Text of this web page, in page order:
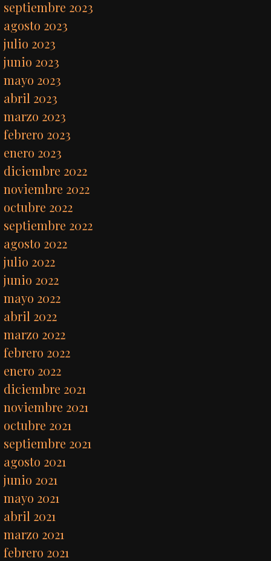
septiembre 2023
agosto 2023
julio 2023
junio 2023
mayo 2023
abril 2023
marzo 2023
febrero 2023
enero 2023
diciembre 2022
noviembre 2022
octubre 2022
septiembre 2022
agosto 2022
julio 2022
junio 2022
mayo 2022
abril 2022
marzo 2022
febrero 2022
enero 2022
diciembre 2021
noviembre 2021
octubre 2021
septiembre 2021
agosto 2021
junio 2021
mayo 2021
abril 2021
marzo 2021
febrero 2021